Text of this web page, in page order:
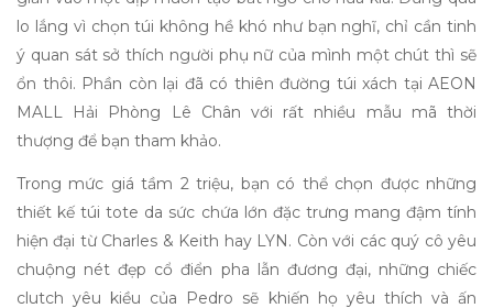
lo lắng vì chọn túi không hề khó như bạn nghĩ, chỉ cần tinh
ý quan sát sở thích người phụ nữ của mình một chút thì sẽ
ổn thôi. Phần còn lại đã có thiên đường túi xách tại AEON
MALL Hải Phòng Lê Chân với rất nhiều mẫu mã thời
thượng để bạn tham khảo.
Trong mức giá tầm 2 triệu, bạn có thể chọn được những
thiết kế túi tote da sức chứa lớn đặc trưng mang đậm tính
hiện đại từ Charles & Keith hay LYN. Còn với các quý cô yêu
chuộng nét đẹp cổ điển pha lẫn đương đại, những chiếc
clutch yêu kiều của Pedro sẽ khiến họ yêu thích và ấn